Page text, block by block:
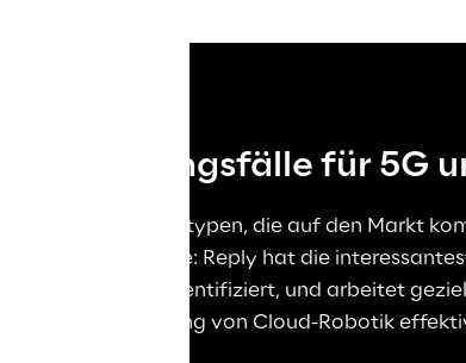
Anwendungsfälle für 5G
der Robotertypen, die auf den Markt
Anwendungsfälle: Reply hat die
Szenarien identifiziert, und arbeitet
Implementierung von Cloud-Robotik